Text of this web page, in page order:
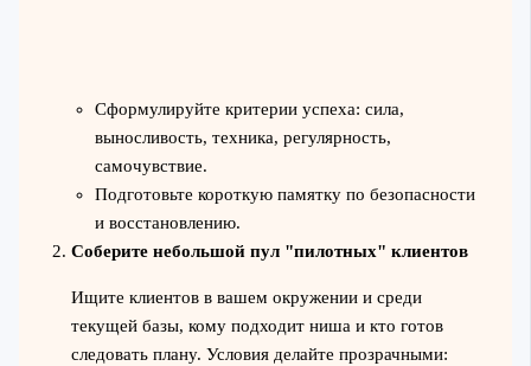
Сформулируйте критерии успеха: сила,
выносливость, техника, регулярность,
самочувствие.
Подготовьте короткую памятку по безопасности
и восстановлению.
Соберите небольшой пул "пилотных" клиентов
Ищите клиентов в вашем окружении и среди
текущей базы, кому подходит ниша и кто готов
следовать плану. Условия делайте прозрачными: